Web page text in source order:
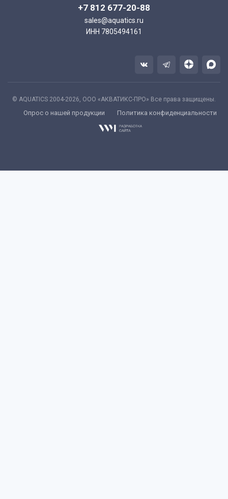
+7 812 677-20-88
sales@aquatics.ru
ИНН 7805494161
© AQUATICS 2004-2026, ООО «АКВАТИКС-ПРО» Все права защищены.
Опрос о нашей продукции Политика конфиденциальности